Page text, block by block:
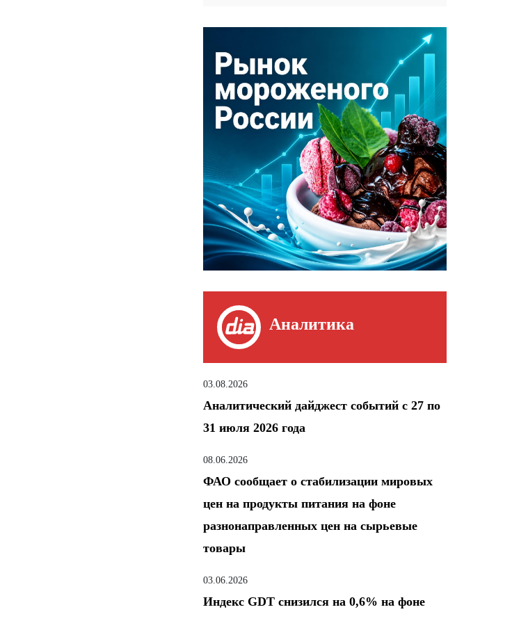
Аналитика
03.08.2026
Аналитический дайджест событий с 27 по
31 июля 2026 года
08.06.2026
ФАО сообщает о стабилизации мировых
цен на продукты питания на фоне
разнонаправленных цен на сырьевые
товары
03.06.2026
Индекс GDT снизился на 0,6% на фоне